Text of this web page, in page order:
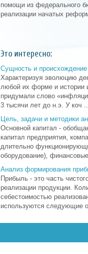
помощи из федерального
реализации начатых
Это интересно:
Сущность и происхождение
Характеризуя эволюцию
любой их форме и истории
придумали слово
3 тысячи лет до н.э. У коч
Цель, задачи и методики
Основной капитал -
капитал предприятия,
длительно
оборудование),
Анализ формирования
Прибыль - это часть
реализации продукции.
себестоимостью
используются следующие